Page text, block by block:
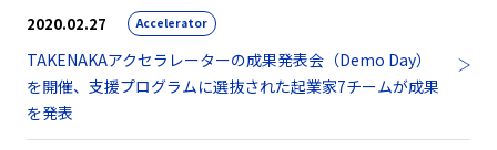
2020.02.27 Accelerator
TAKENAKAアクセラレーターの成果発表会（Demo Day）
を開催、支援プログラムに選抜された起業家7チームが成果
を発表